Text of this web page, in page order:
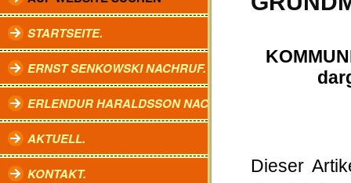
STARTSEITE.
ERNST SENKOWSKI NACHRUF.
ERLENDUR HARALDSSON NACHRUF.
AKTUELL.
KONTAKT.
Dieser